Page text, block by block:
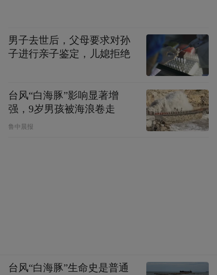
男子去世后，父母要求对孙
子进行亲子鉴定，儿媳拒绝
台风“白海豚”影响显著增
强，9岁男孩被海浪卷走
鲁中晨报
台风“白海豚”生命史是普通